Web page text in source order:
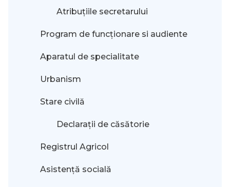
Atribuțiile secretarului
Program de funcționare si audiente
Aparatul de specialitate
Urbanism
Stare civilă
Declarații de căsătorie
Registrul Agricol
Asistență socială